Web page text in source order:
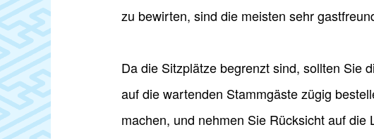
zu bewirten, sind die meisten sehr
Da die Sitzplätze begrenzt sind, sollten Sie
auf die wartenden Stammgäste zügig
machen, und nehmen Sie Rücksicht auf